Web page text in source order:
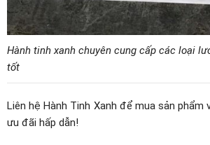
Hành tinh xanh chuyên cung cấp các loại
tốt
Liên hệ Hành Tinh Xanh để mua sản phẩm
ưu đãi hấp dẫn!